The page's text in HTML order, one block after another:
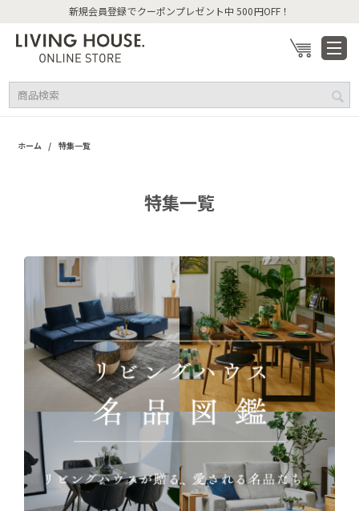
新規会員登録でクーポンプレゼント中 500円OFF！
ホーム / 特集一覧
特集一覧